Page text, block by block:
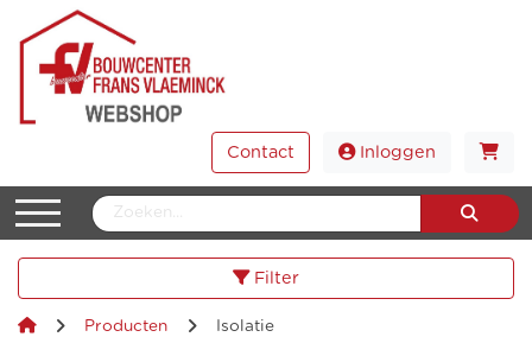
Contact Inloggen
Filter
Producten Isolatie